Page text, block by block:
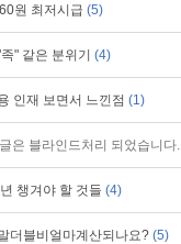
원 최저시급 (5)
" 같은 분위기 (4)
인재 보면서 느낀점 (1)
은 블라인드처리 되었습니다.
챙겨야 할 것들 (4)
더블비얼마계산되나요? (5)